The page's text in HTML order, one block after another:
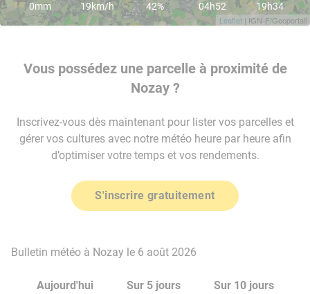
Leaflet | IGN-F/Geoportail
0mm 19km/h 42% 04h52 19h34
Vous possédez une parcelle à proximité de
Nozay ?
Inscrivez-vous dès maintenant pour lister vos parcelles et
gérer vos cultures avec notre météo heure par heure afin
d’optimiser votre temps et vos rendements.
S'inscrire gratuitement
Bulletin météo à Nozay le 6 août 2026
Aujourd'hui Sur 5 jours Sur 10 jours